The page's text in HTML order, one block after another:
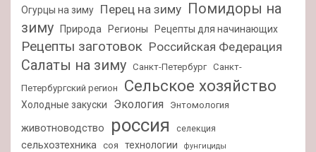
Огурцы на зиму Перец на зиму Помидоры на
зиму
Природа Регионы Рецепты для начинающих
Рецепты заготовок Российская Федерация
Салаты на зиму Санкт-Петербург Санкт-
Петербургский регион
Сельское хозяйство
Холодные закуски Экология Энтомология
животноводство россия селекция
сельхозтехника соя технологии фунгициды